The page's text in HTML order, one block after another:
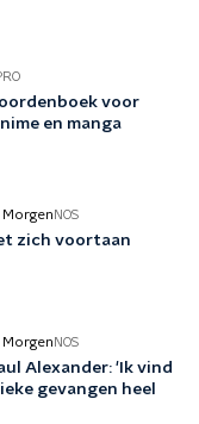
voor
en manga
NOS
zich voortaan
NOS
Alexander: 'Ik vind
gevangen heel